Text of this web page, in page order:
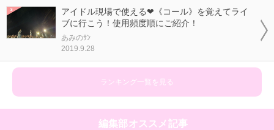
アイドル現場で使える❤《コール》を覚えてライ
ブに行こう！使用頻度順にご紹介！
あみのｻﾝ
2019.9.28
ランキング一覧を見る
編集部オススメ記事